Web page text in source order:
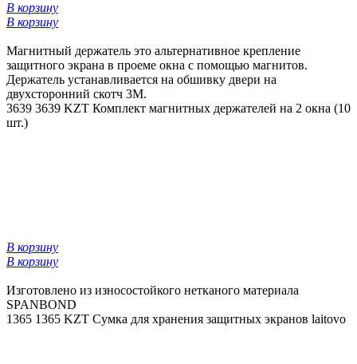
В корзину
В корзину
Магнитный держатель это альтернативное крепление
защитного экрана в проеме окна с помощью магнитов.
Держатель устанавливается на обшивку двери на
двухсторонний скотч 3М.
3639 3639 KZT Комплект магнитных держателей на 2 окна (10
шт.)
В корзину
В корзину
Изготовлено из износостойкого нетканого материала
SPANBOND
1365 1365 KZT Сумка для хранения защитных экранов laitovo